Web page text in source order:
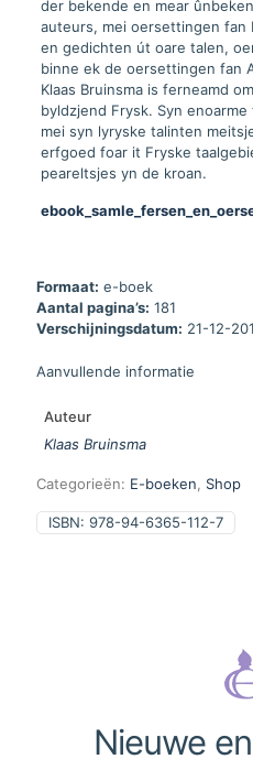
der bekende en mear
auteurs, mei oersettingen fan
en gedichten út oare talen,
binne ek de oersettingen fan
Klaas Bruinsma is ferneamd
byldzjend Frysk. Syn
mei syn lyryske talinten
erfgoed foar it Fryske
peareltsjes yn de kroan.
Formaat: e-boek
Aantal pagina’s: 181
Verschijningsdatum: 21-12-
Aanvullende informatie
Auteur
Klaas Bruinsma
Categorieën: E-boeken, Shop
ISBN: 978-94-6365-112-7
Nieuwe